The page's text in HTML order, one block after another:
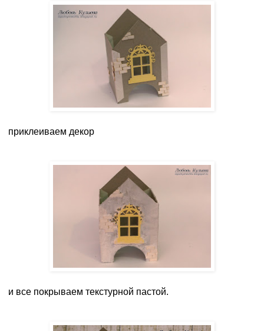
приклеиваем декор
и все покрываем текстурной пастой.